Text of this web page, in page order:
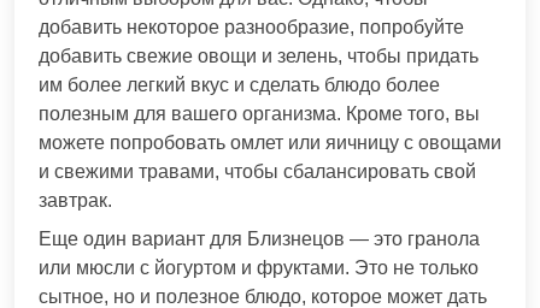
добавить некоторое разнообразие, попробуйте
добавить свежие овощи и зелень, чтобы придать
им более легкий вкус и сделать блюдо более
полезным для вашего организма. Кроме того, вы
можете попробовать омлет или яичницу с овощами
и свежими травами, чтобы сбалансировать свой
завтрак.
Еще один вариант для Близнецов — это гранола
или мюсли с йогуртом и фруктами. Это не только
сытное, но и полезное блюдо, которое может дать